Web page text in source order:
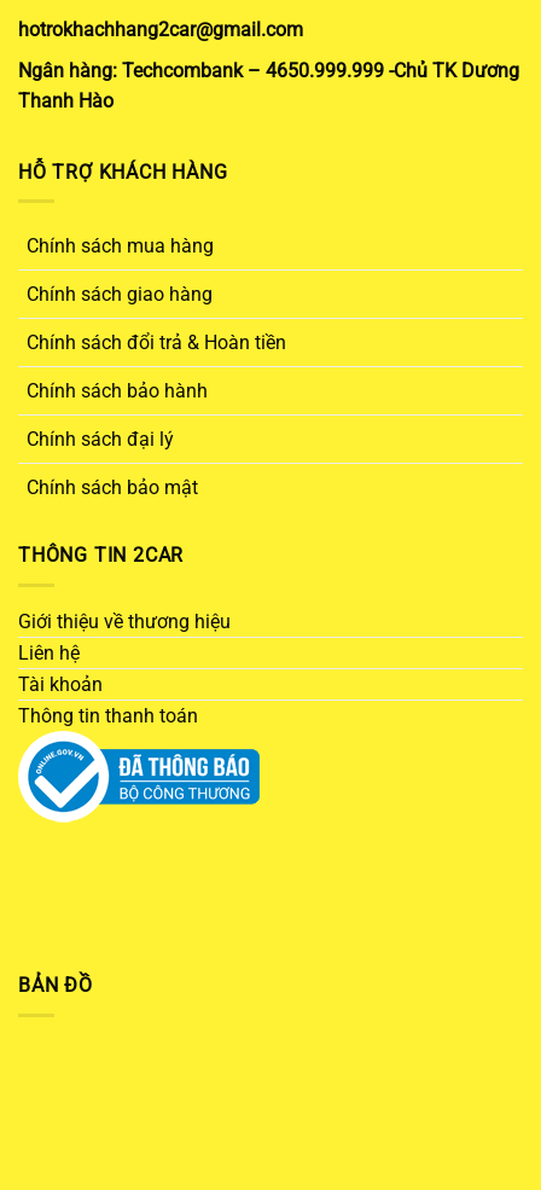
hotrokhachhang2car@gmail.com
Ngân hàng: Techcombank – 4650.999.999 -Chủ TK Dương
Thanh Hào
HỖ TRỢ KHÁCH HÀNG
Chính sách mua hàng
Chính sách giao hàng
Chính sách đổi trả & Hoàn tiền
Chính sách bảo hành
Chính sách đại lý
Chính sách bảo mật
THÔNG TIN 2CAR
Giới thiệu về thương hiệu
Liên hệ
Tài khoản
Thông tin thanh toán
BẢN ĐỒ